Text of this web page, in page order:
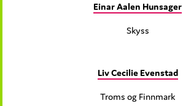
Einar Aalen Hunsager
Skyss
Liv Cecilie Evenstad
Troms og Finnmark